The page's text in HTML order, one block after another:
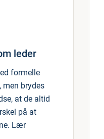
leder
formelle
brydes
at de altid
på at
Lær